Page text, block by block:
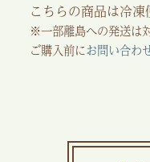
こちらの商品は冷凍
※一部離島への発送は
ご購入前にお問い合わ